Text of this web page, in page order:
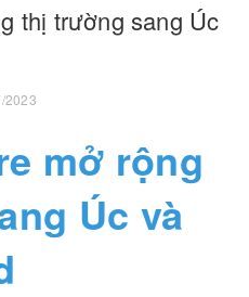
thị trường sang Úc
2023
mở rộng
Úc và